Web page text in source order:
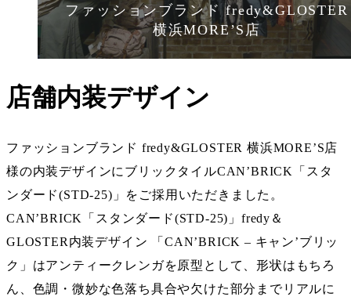
ファッションブランド fredy&GLOSTER
横浜MORE’S店
店舗内装デザイン
ファッションブランド fredy&GLOSTER 横浜MORE’S店
様の内装デザインにブリックタイルCAN’BRICK「スタ
ンダード(STD-25)」をご採用いただきました。
CAN’BRICK「スタンダード(STD-25)」fredy＆
GLOSTER内装デザイン 「CAN’BRICK – キャン’ブリッ
ク」はアンティークレンガを原型として、形状はもちろ
ん、色調・微妙な色落ち具合や欠けた部分までリアルに